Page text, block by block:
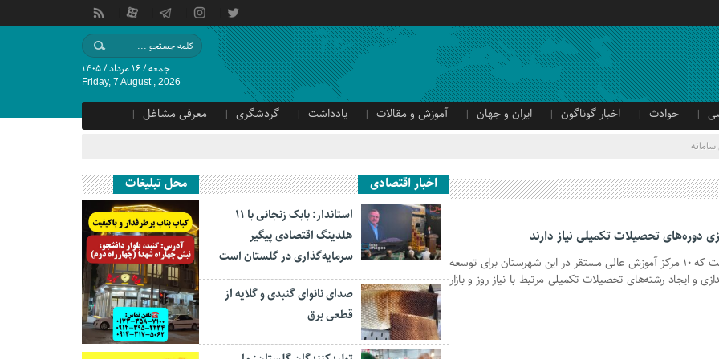
جمعه / ۱۶ مرداد / ۱۴۰۵
Friday, 7 August , 2026
حوادث اخبار گوناگون ایران و جهان آموزش و مقالات یادداشت گردشگری
معرفی مشاغل
دوره‌های تحصیلات تکمیلی نیاز دارند
رئیس دانشگاه پیام نور گنبدکاووس گفت که ۱۰ مرکز آموزش عالی مستقر در این شهرستان برای توسعه
و ایجاد رشته‌های تحصیلات تکمیلی مرتبط با نیاز روز و بازار
اخبار اقتصادی
استاندار: بابک زنجانی با ۱۱
هلدینگ اقتصادی پیگیر
سرمایه‌گذاری در گلستان است
صدای نانوای گنبدی و گلایه از
قطعی برق
محل تبلیغات